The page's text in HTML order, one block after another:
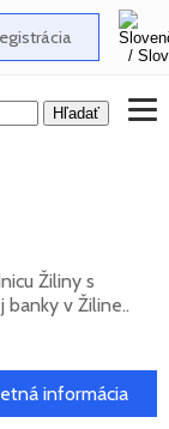
Žiliny s
v Žiline..
informácia